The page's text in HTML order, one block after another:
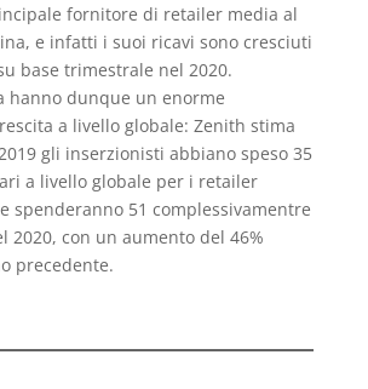
fornitore di retailer media al
e infatti i suoi ricavi sono cresciuti
base trimestrale nel 2020.
hanno dunque un enorme
a livello globale: Zenith stima
gli inserzionisti abbiano speso 35
a livello globale per i retailer
spenderanno 51 complessivamentre
2020, con un aumento del 46%
precedente.